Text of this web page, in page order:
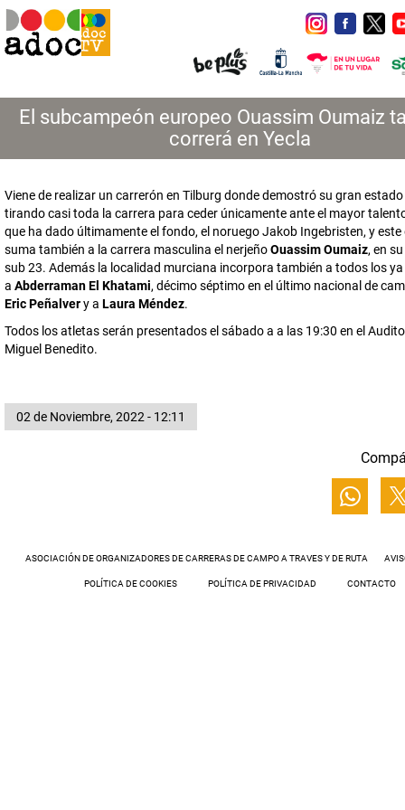
El subcampeón europeo Ouassim Oumaiz
correrá en Yecla
Viene de realizar un carrerón en Tilburg donde demostró su gran
tirando casi toda la carrera para ceder únicamente ante el mayor
que ha dado últimamente el fondo, el noruego Jakob Ingebristen, y este
suma también a la carrera masculina el nerjeñoOuassim Oumaiz, en
sub 23. Además la localidad murciana incorpora también a todos los
a Abderraman El Khatami, décimo séptimo en el último nacional de
Eric Peñalvery a Laura Méndez.
Todos los atletas serán presentados el sábado a a las 19:30 en el
Miguel Benedito.
02 de Noviembre, 2022 - 12:11
ASOCIACIÓN DE ORGANIZADORES DE CARRERAS DE CAMPO A TRAVES Y DE RUTA
POLÍTICA DE COOKIES POLÍTICA DE PRIVACIDAD CONTACTO